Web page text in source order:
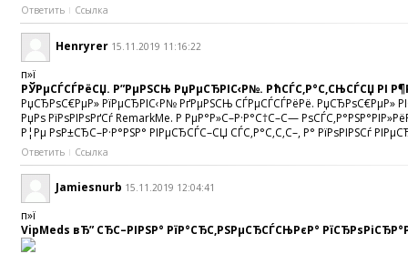
Ответить Ссылка
Henryrer 15.11.2019 11:16:22
п»ї
РЎРµСЃСЃРёСЏ. Р”РµРЅСЊ РџРµСЂРІС‹Р№. РћСЃС‚Р°С‚СЊСЃСЏ РІ
РџСЂРѕС€РµР» РїРµСЂРІС‹Р№ РґРµРЅСЊ СЃРµСЃСЃРёРё. РџСЂРѕС€РµР»
РџРѕ РїРѕРІРѕРґСѓ RemarkMe. Р РµР°Р»С–Р·Р°С†С–С—
Р¦Рµ РѕР±СЂС–Р·Р°РЅР° РІРµСЂСЃС–СЏ СЃС‚Р°С‚С‚С–, Р° РїРѕРІРЅСѓ
Ответить Ссылка
Jamiesnurb 15.11.2019 12:04:41
п»ї
VipMeds вЂ” СЂС–РІРЅР° РїР°СЂС‚РЅРµСЂСЃСЊРєР°